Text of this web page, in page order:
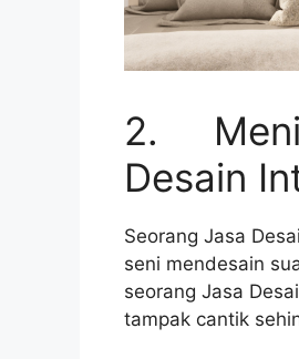
2.
Desain
Seorang Jasa
seni mendesain
seorang Jasa
tampak cantik